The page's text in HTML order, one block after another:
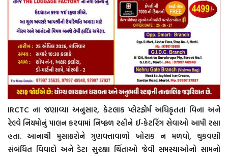
IRCTC ના જણાવ્યા અનુસાર, કેટલાક પ્લેટફોર્મ અધિકૃતતા વિના અને
રેલ્વે નિયમોનું પાલન કરવામાં નિષ્ફળ રહીને ઈ-કેટરિંગ સેવાઓ આપી રહ્યા
હતા. આનાથી મુસાફરોને ગુણવત્તાવાળો ખોરાક ન મળવો, ચુકવણી
સંબંધિત વિવાદો અને ડેટા સુરક્ષા ચિંતાઓ જેવી સમસ્યાઓનો સામનો